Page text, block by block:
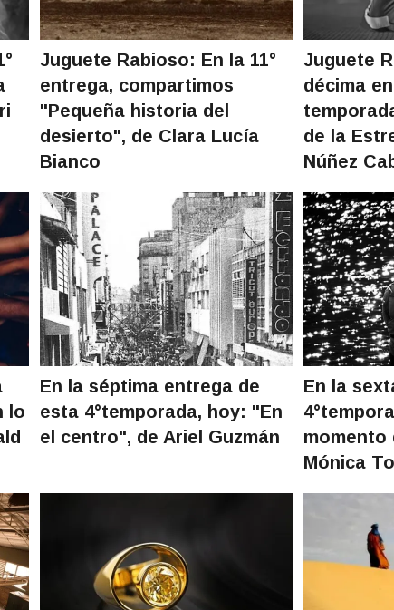
Juguete Rabioso: En la 11°
entrega, compartimos
"Pequeña historia del
desierto", de Clara Lucía
Bianco
Juguete
décima
de la
Núñez
lo
En la séptima entrega de
esta 4°temporada, hoy: "En
el centro", de Ariel Guzmán
En la
momento
Mónica